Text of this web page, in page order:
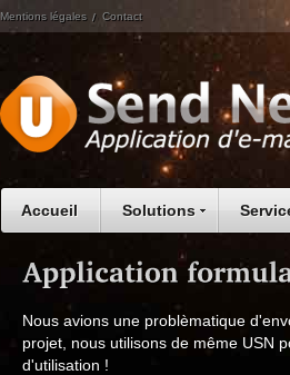
Mentions légales Contact
Accueil Solutions
Nous avions une problèmatique
projet, nous utilisons de même USN
d'utilisation !